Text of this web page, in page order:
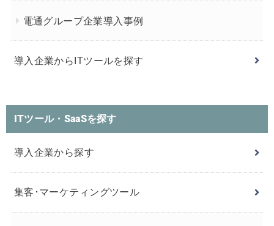
電通グループ企業導入事例
導入企業からITツールを探す
ITツール・SaaSを探す
導入企業から探す
集客･マーケティングツール